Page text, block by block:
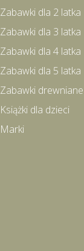
Zabawki dla 2 latka
Zabawki dla 3 latka
Zabawki dla 4 latka
Zabawki dla 5 latka
Zabawki drewniane
Książki dla dzieci
Marki